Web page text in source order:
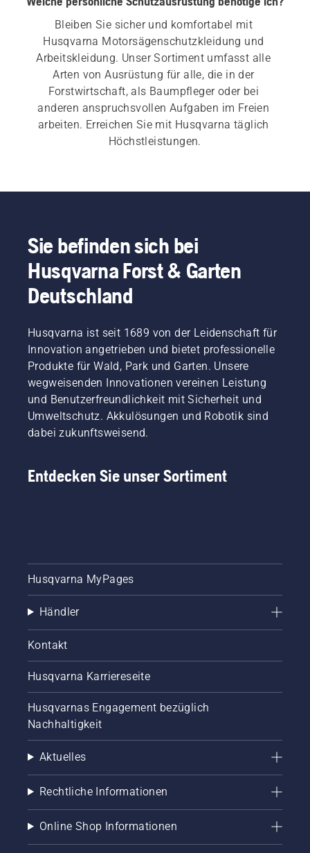
Bleiben Sie sicher und komfortabel mit
Husqvarna Motorsägenschutzkleidung und
Arbeitskleidung. Unser Sortiment umfasst alle
Arten von Ausrüstung für alle, die in der
Forstwirtschaft, als Baumpfleger oder bei
anderen anspruchsvollen Aufgaben im Freien
arbeiten. Erreichen Sie mit Husqvarna täglich
Höchstleistungen.
Sie befinden sich bei
Husqvarna Forst & Garten
Deutschland
Husqvarna ist seit 1689 von der Leidenschaft für
Innovation angetrieben und bietet professionelle
Produkte für Wald, Park und Garten. Unsere
wegweisenden Innovationen vereinen Leistung
und Benutzerfreundlichkeit mit Sicherheit und
Umweltschutz. Akkulösungen und Robotik sind
dabei zukunftsweisend.
Entdecken Sie unser Sortiment
Husqvarna MyPages
Händler
Kontakt
Husqvarna Karriereseite
Husqvarnas Engagement bezüglich
Nachhaltigkeit
Aktuelles
Rechtliche Informationen
Online Shop Informationen